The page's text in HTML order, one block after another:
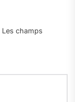
Les champs